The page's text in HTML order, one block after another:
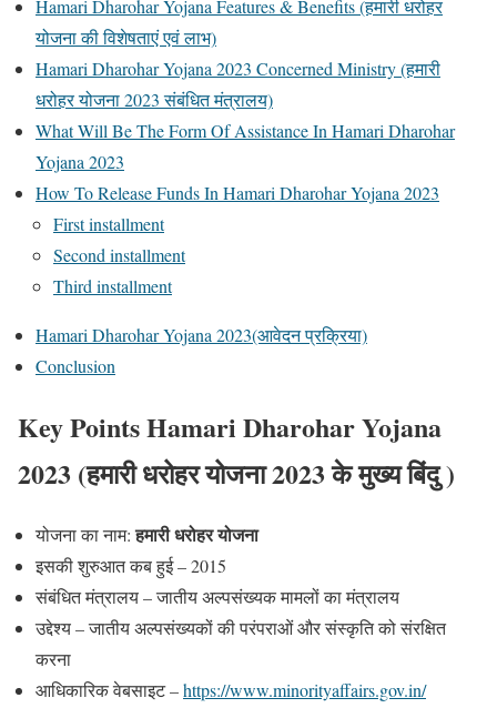
Hamari Dharohar Yojana Features & Benefits (हमारी धरोहर
योजना की विशेषताएं एवं लाभ)
Hamari Dharohar Yojana 2023 Concerned Ministry (हमारी
धरोहर योजना 2023 संबंधित मंत्रालय)
What Will Be The Form Of Assistance In Hamari Dharohar
Yojana 2023
How To Release Funds In Hamari Dharohar Yojana 2023
First installment
Second installment
Third installment
Hamari Dharohar Yojana 2023(आवेदन प्रक्रिया)
Conclusion
Key Points Hamari Dharohar Yojana
2023 (हमारी धरोहर योजना 2023 के मुख्य बिंदु)
योजना का नाम:हमारी धरोहरयोजना
इसकी शुरुआत कब हुई – 2015
संबंधित मंत्रालय – जातीय अल्पसंख्यक मामलों का मंत्रालय
उद्देश्य – जातीय अल्पसंख्यकों की परंपराओं और संस्कृति को संरक्षित
करना
आधिकारिक वेबसाइट –https://www.minorityaffairs.gov.in/